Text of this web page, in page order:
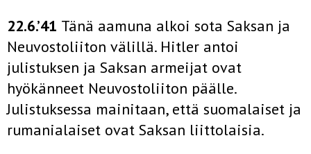
22.6.’41 Tänä aamuna alkoi sota Saksan ja
Neuvostoliiton välillä. Hitler antoi
julistuksen ja Saksan armeijat ovat
hyökänneet Neuvostoliiton päälle.
Julistuksessa mainitaan, että suomalaiset ja
rumanialaiset ovat Saksan liittolaisia.